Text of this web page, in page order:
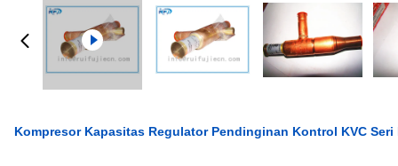
Kompresor Kapasitas Regulator Pendinginan Kontrol KVC Seri